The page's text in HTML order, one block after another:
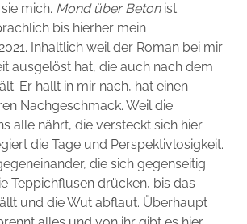
mich. Mond über Betonist
bis hierher mein
Inhaltlich weil der Roman bei mir
ausgelöst hat, die auch nach dem
Er hallt in mir nach, hat einen
Nachgeschmack. Weil die
alle nährt, die versteckt sich hier
die Tage und Perspektivlosigkeit.
die sich gegenseitig
Teppichflusen drücken, bis das
und die Wut abflaut. Überhaupt